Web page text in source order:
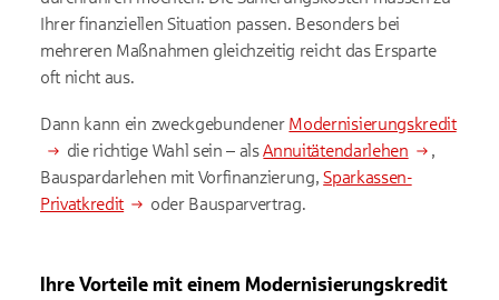
Ihrer finanziellen Situation passen. Besonders bei
mehreren Maßnahmen gleichzeitig reicht das Ersparte
oft nicht aus.
Dann kann ein zweckgebundener Modernisierungskredit
die richtige Wahl sein – alsAnnuitätendarlehen
,
Bauspardarlehen mit Vorfinanzierung,Sparkassen-
Privatkredit
oder Bausparvertrag.
Ihre Vorteile mit einem Modernisierungskredit